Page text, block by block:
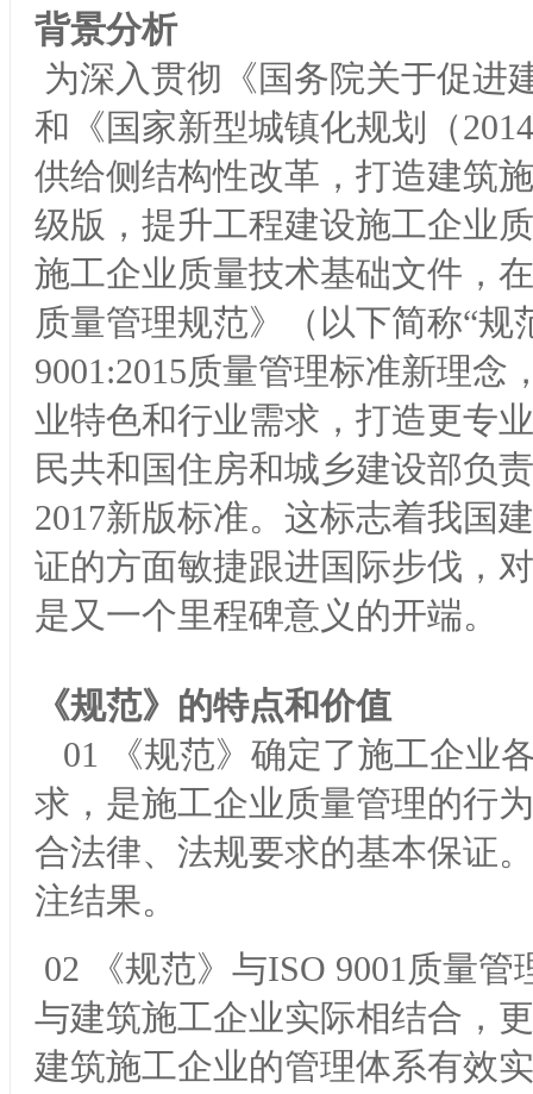
背景分析
为深入贯彻《国务院关于促进
和《国家新型城镇化规划（
供给侧结构性改革，打造建筑
级版，提升工程建设施工企业
施工企业质量技术基础文件，
质量管理规范》（以下简称“规
9001:2015质量管理标准新理
业特色和行业需求，打造更专
民共和国住房和城乡建设部负
2017新版标准。这标志着我国
证的方面敏捷跟进国际步伐，
是又一个里程碑意义的开端。
《规范》的特点和价值
01 《规范》确定了施工企业
求，是施工企业质量管理的行
合法律、法规要求的基本保证
注结果。
02 《规范》与ISO 9001质量
与建筑施工企业实际相结合，
建筑施工企业的管理体系有效